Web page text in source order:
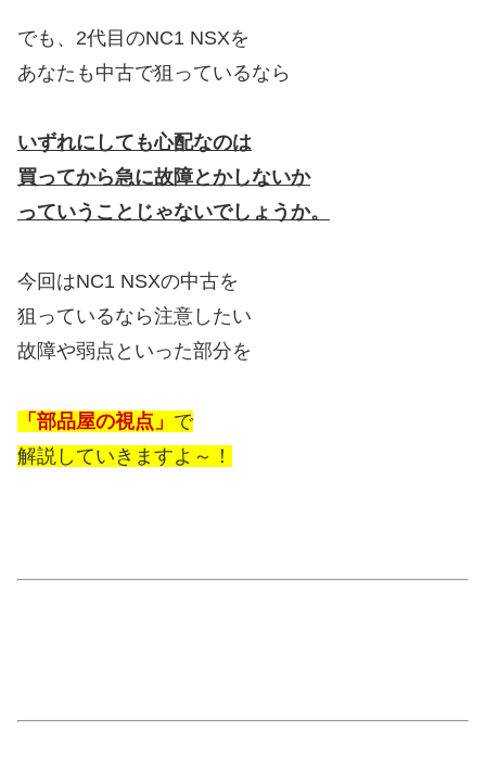
でも、2代目のNC1 NSXを
あなたも中古で狙っているなら
いずれにしても心配なのは
買ってから急に故障とかしないか
っていうことじゃないでしょうか。
今回はNC1 NSXの中古を
狙っているなら注意したい
故障や弱点といった部分を
「部品屋の視点」 で
解説していきますよ～！